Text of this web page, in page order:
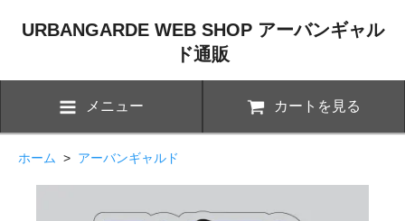
URBANGARDE WEB SHOP アーバンギャル
ド通販
メニュー カートを見る
ホーム > アーバンギャルド